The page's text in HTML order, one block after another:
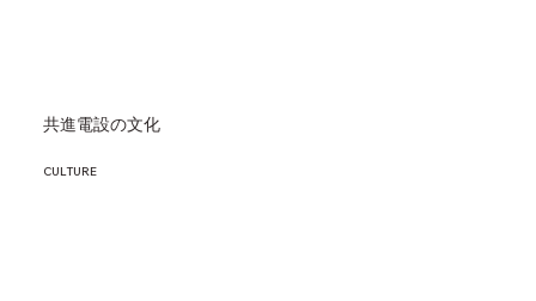
共進電設の文化
CULTURE